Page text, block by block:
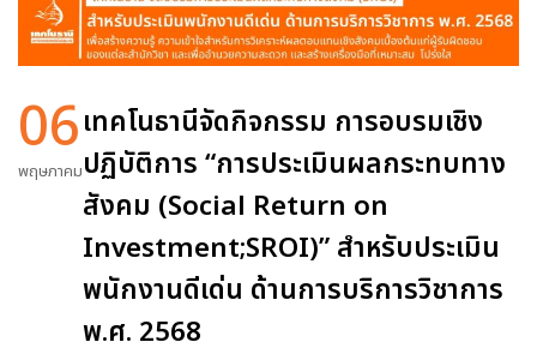
06
พฤษภาคม
เทคโนธานีจัดกิจกรรม การอบรมเชิง
ปฏิบัติการ “การประเมินผลกระทบทาง
สังคม (Social Return on
Investment;SROI)” สำหรับประเมิน
พนักงานดีเด่น ด้านการบริการวิชาการ
พ.ศ. 2568